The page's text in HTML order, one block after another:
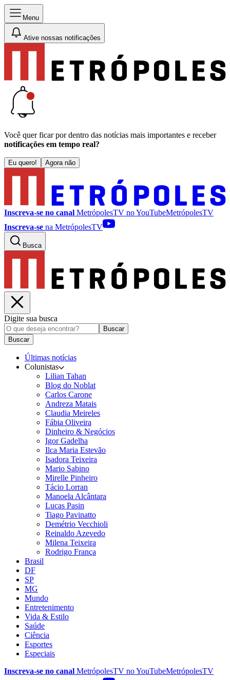
Menu
Ative nossas notificações
Você quer ficar por dentro das notícias mais importantes e receber
notificações em tempo real?
Eu quero! Agora não
Inscreva-se no canal MetrópolesTV noYouTubeMetrópolesTV
Inscreva-se na MetrópolesTV
Busca
Digite sua busca
Buscar
Buscar
Últimas notícias
Colunistas
Lilian Tahan
Blog do Noblat
Carlos Carone
Andreza Matais
Claudia Meireles
Fábia Oliveira
Dinheiro & Negócios
Igor Gadelha
Ilca Maria Estevão
Isadora Teixeira
Mario Sabino
Mirelle Pinheiro
Tácio Lorran
Manoela Alcântara
Lucas Pasin
Tiago Pavinatto
Demétrio Vecchioli
Reinaldo Azevedo
Milena Teixeira
Rodrigo França
Brasil
DF
SP
MG
Mundo
Entretenimento
Vida & Estilo
Saúde
Ciência
Esportes
Especiais
Inscreva-se no canal MetrópolesTV noYouTubeMetrópolesTV